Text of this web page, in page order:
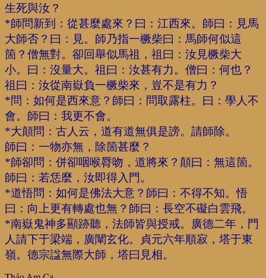
生死與汝？
*師問新到：從甚麼處來？曰：江西來。師曰：見馬
大師否？曰：見。師乃指一橛柴曰：馬師何似這
箇？僧無對。卻回舉似馬祖，祖曰：汝見橛柴大
小。曰：沒量大。祖曰：汝甚有力。僧曰：何也？
祖曰：汝從南嶽負一橛柴來，豈不是有力？
*問：如何是西來意？師曰：問取露柱。曰：學人不
會。師曰：我更不會。
*大顛問：古人云，道有道無俱是謗。請師除。
師曰：一物亦無，除箇甚麼？
*師卻問：併卻咽喉脣吻，道將來？顛曰：無這箇。
師曰：若恁麼，汝即得入門。
*道悟問：如何是佛法大意？師曰：不得不知。悟
曰：向上更有轉處也無？師曰：長空不礙白雲飛。
*南嶽鬼神多顯跡聽，法師皆與授戒。廣德二年，門
人請下于梁端，廣闡玄化。貞元六年順寂，塔于東
嶺。德宗諡無際大師，塔曰見相。